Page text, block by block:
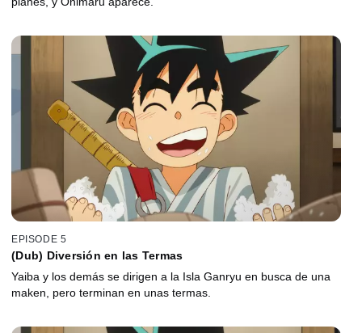
EPISODE 5
(Dub) Diversión en las Termas
Yaiba y los demás se dirigen a la Isla Ganryu en busca de una
maken, pero terminan en unas termas.